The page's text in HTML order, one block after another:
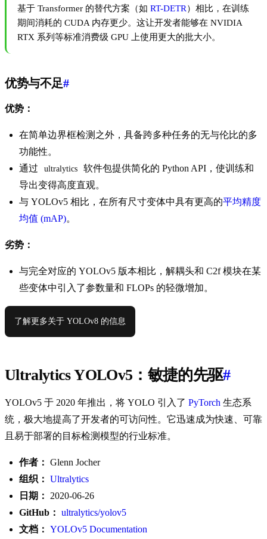
基于 Transformer 的替代方案（如 RT-DETR）相比，在训练
期间消耗的 CUDA 内存更少。这让开发者能够在 NVIDIA
RTX 系列等标准消费级 GPU 上使用更大的批大小。
优势与不足#
优势：
在简单边界框检测之外，具备跨多种任务的无与伦比的多
功能性。
通过
ultralytics
软件包提供简化的 Python API，使训练和
导出变得高度直观。
与 YOLOv5 相比，在所有尺寸变体中具有更高的平均精度
均值 (mAP)。
劣势：
与完全对应的 YOLOv5 版本相比，解耦头和 C2f 模块在某
些变体中引入了参数量和 FLOPs 的轻微增加。
了解更多关于 YOLOv8 的信息
Ultralytics YOLOv5：敏捷的先驱#
YOLOv5 于 2020 年推出，将 YOLO 引入了 PyTorch 生态系
统，极大地提高了开发者的可访问性。它迅速成为快速、可靠
且易于部署的目标检测模型的行业标准。
作者： Glenn Jocher
组织： Ultralytics
日期：
2020-06-26
GitHub： ultralytics/yolov5
文档： YOLOv5 Documentation